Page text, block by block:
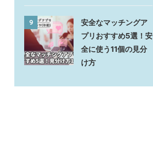
9
安全なマッチングア
プリおすすめ5選！安
全に使う11個の見分
け方